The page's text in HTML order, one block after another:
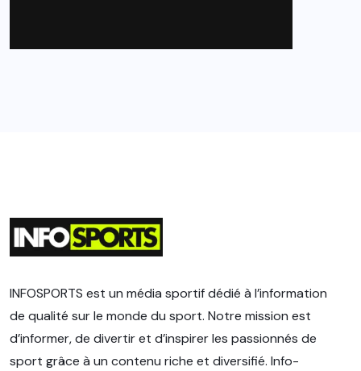
INFOSPORTS est un média sportif dédié à l’information
de qualité sur le monde du sport. Notre mission est
d’informer, de divertir et d’inspirer les passionnés de
sport grâce à un contenu riche et diversifié. Info-